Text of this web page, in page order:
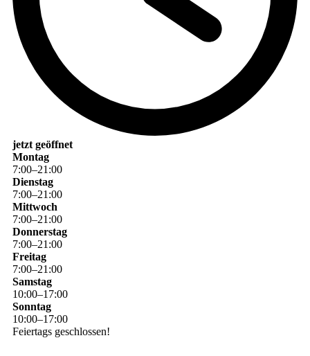
jetzt geöffnet
Montag
7:00–21 :00
Dienstag
7:00–21 :00
Mittwoch
7:00–21 :00
Donnerstag
7:00–21 :00
Freitag
7:00–21 :00
Samstag
10:00–17:00
Sonntag
10:00–17:00
Feiertags geschlossen!